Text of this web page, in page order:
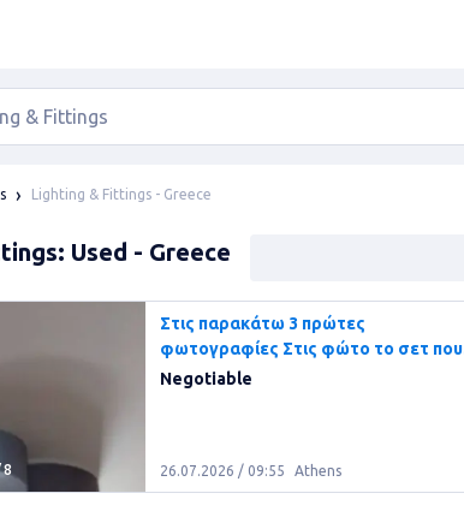
Lighting & Fittings - Greece
Used - Greece
8
Στις παρακάτω 3 πρώτες
φωτογραφίες Στις φώτο το σετ που
είναι 3
Negotiable
26.07.2026 / 09:55 Athens